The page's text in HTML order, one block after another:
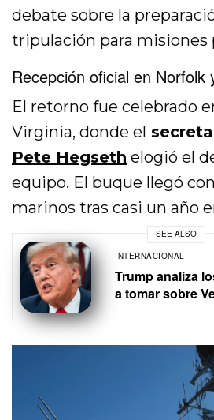
debate sobre la
tripulación para misiones
Recepción oficial en Norfolk
El retorno fue celebrado
Virginia, donde el
Pete Hegseth elogió el
equipo. El buque llegó
marinos tras casi un año
SEE ALSO
INTERNACIONAL
Trump analiza
a tomar sobre